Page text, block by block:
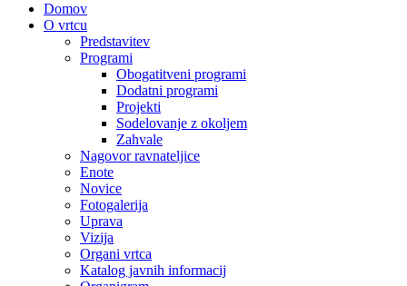
Domov
O vrtcu
Predstavitev
Programi
Obogatitveni programi
Dodatni programi
Projekti
Sodelovanje z okoljem
Zahvale
Nagovor ravnateljice
Enote
Novice
Fotogalerija
Uprava
Vizija
Organi vrtca
Katalog javnih informacij